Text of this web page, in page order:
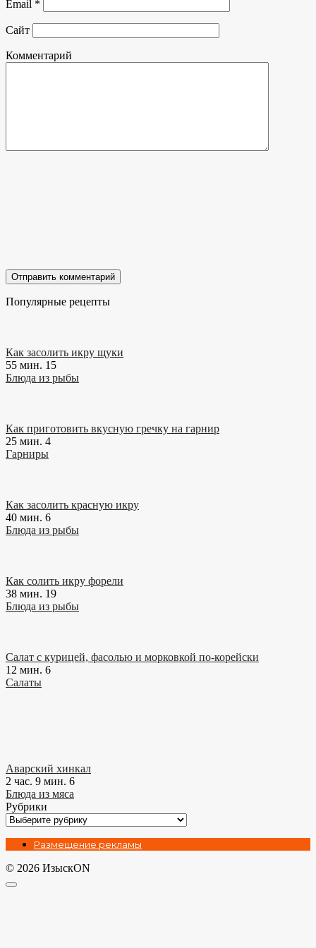
Email *
Сайт
Комментарий
Популярные рецепты
Как засолить икру щуки
55 мин. 15
Блюда из рыбы
Как приготовить вкусную гречку на гарнир
25 мин. 4
Гарниры
Как засолить красную икру
40 мин. 6
Блюда из рыбы
Как солить икру форели
38 мин. 19
Блюда из рыбы
Салат с курицей, фасолью и морковкой по-корейски
12 мин. 6
Салаты
Аварский хинкал
2 час. 9 мин. 6
Блюда из мяса
Рубрики
Рубрики
Размещение рекламы
© 2026 ИзыскON